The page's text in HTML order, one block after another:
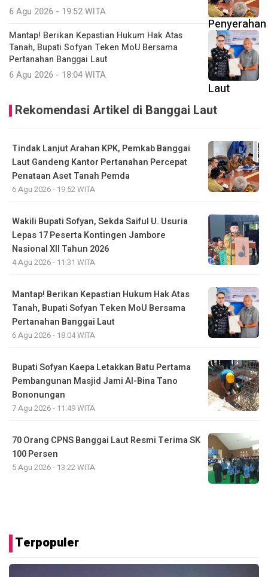
6 Agu 2026 - 19:52 WITA
Mantap! Berikan Kepastian Hukum Hak Atas
Tanah, Bupati Sofyan Teken MoU Bersama
Pertanahan Banggai Laut
6 Agu 2026 - 18:04 WITA
Rekomendasi Artikel di Banggai Laut
Tindak Lanjut Arahan KPK, Pemkab Banggai
Laut Gandeng Kantor Pertanahan Percepat
Penataan Aset Tanah Pemda
6 Agu 2026 - 19:52 WITA
Wakili Bupati Sofyan, Sekda Saiful U. Usuria
Lepas 17 Peserta Kontingen Jambore
Nasional XII Tahun 2026
4 Agu 2026 - 11:31 WITA
Mantap! Berikan Kepastian Hukum Hak Atas
Tanah, Bupati Sofyan Teken MoU Bersama
Pertanahan Banggai Laut
6 Agu 2026 - 18:04 WITA
Bupati Sofyan Kaepa Letakkan Batu Pertama
Pembangunan Masjid Jami Al-Bina Tano
Bononungan
7 Agu 2026 - 11:49 WITA
70 Orang CPNS Banggai Laut Resmi Terima SK
100 Persen
5 Agu 2026 - 13:22 WITA
Terpopuler